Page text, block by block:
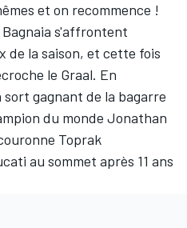
et on recommence !
s'affrontent
de la saison, et cette fois
le Graal. En
gagnant de la bagarre
du monde Jonathan
Toprak
au sommet après 11 ans